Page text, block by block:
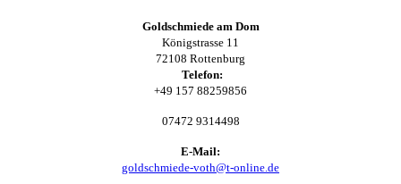
Goldschmiede am Dom
Königstrasse 11
72108 Rottenburg
Telefon:
+49 157 88259856
07472 9314498
E-Mail:
goldschmiede-voth@t-online.de